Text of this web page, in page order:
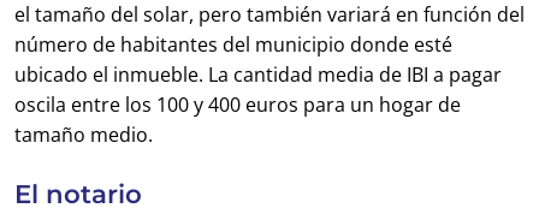
el tamaño del solar, pero también variará en función del
número de habitantes del municipio donde esté
ubicado el inmueble. La cantidad media de IBI a pagar
oscila entre los 100 y 400 euros para un hogar de
tamaño medio.
El notario